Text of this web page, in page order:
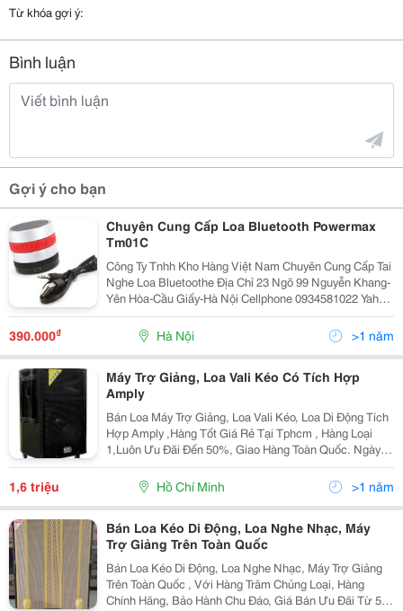
Từ khóa gợi ý:
Bình luận
Gợi ý cho bạn
Chuyên Cung Cấp Loa Bluetooth Powermax
Tm01C
Công Ty Tnhh Kho Hàng Việt Nam Chuyên Cung Cấp Tai
Nghe Loa Bluetoothe Địa Chỉ 23 Ngõ 99 Nguyễn Khang-
Yên Hòa-Cầu Giấy-Hà Nội Cellphone 0934581022 Yahoo
Khohangvietnam 390.000 Vnđ
390.000₫ Hà Nội >1 năm
Máy Trợ Giảng, Loa Vali Kéo Có Tích Hợp
Amply
Bán Loa Máy Trợ Giảng, Loa Vali Kéo, Loa Di Động Tích
Hợp Amply ,Hàng Tốt Giá Rẻ Tại Tphcm , Hàng Loại
1,Luôn Ưu Đãi Đến 50%, Giao Hàng Toàn Quốc. Ngày
Hôm Nay Do Sự Bùng Nổ Của Khoa Học Kỹ Thuật Và
Do Sự Biến Đổi Của Thói Quen Sử Dụng Mà Thiết Bị
1,6 triệu Hồ Chí Minh >1 năm
Bán Loa Kéo Di Động, Loa Nghe Nhạc, Máy
Trợ Giảng Trên Toàn Quốc
Bán Loa Kéo Di Động, Loa Nghe Nhạc, Máy Trợ Giảng
Trên Toàn Quốc , Với Hàng Trăm Chủng Loại, Hàng
Chính Hãng, Bảo Hành Chu Đáo, Giá Bán Ưu Đãi Từ 5%